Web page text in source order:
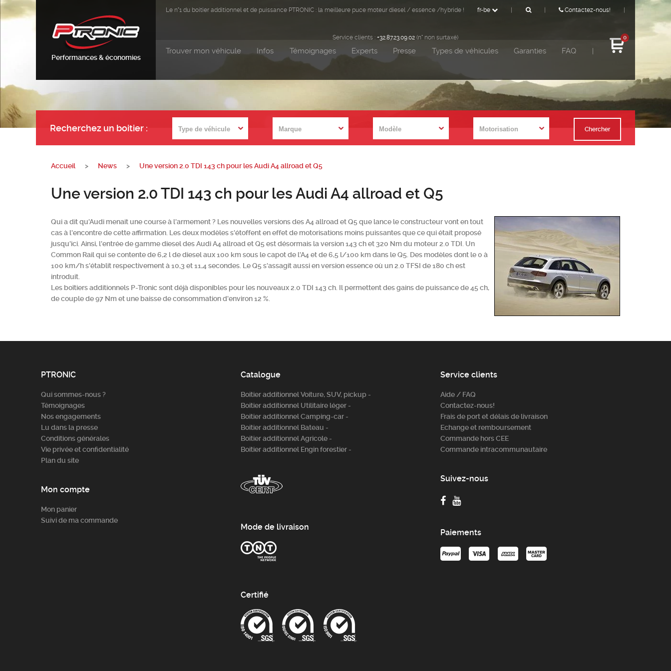
Performances & économies
Trouver mon véhicule Infos Témoignages Experts Presse Types de véhicules Garanties FAQ
0
Le n°1 du boitier additionnel et de puissance PTRONIC : la meilleure puce moteur diesel / essence /hybride ! fr-be Contactez-nous!
Service clients : +32.87.23.09.02 (n° non surtaxé)
Recherchez un boitier : Chercher
Accueil > News > Une version 2.0 TDI 143 ch pour les Audi A4 allroad et Q5
Une version 2.0 TDI 143 ch pour les Audi A4 allroad et Q5
Qui a dit qu'Audi menait une course à l'armement ? Les nouvelles versions des A4 allroad et Q5 que lance le constructeur vont en tout
cas à l'encontre de cette affirmation. Les deux modèles s'étoffent en effet de motorisations moins puissantes que ce qui était proposé
jusqu'ici. Ainsi, l'entrée de gamme diesel des Audi A4 allroad et Q5 est désormais la version 143 ch et 320 Nm du moteur 2.0 TDI. Un
Common Rail qui se contente de 6,2 l de diesel aux 100 km sous le capot de l'A4 et de 6,5 l/100 km dans le Q5. Des modèles dont le 0 à
100 km/h s'établit respectivement à 10,3 et 11,4 secondes. Le Q5 s'assagit aussi en version essence où un 2.0 TFSI de 180 ch est
introduit.
Les boîtiers additionnels P-Tronic sont déjà disponibles pour les nouveaux 2.0 TDI 143 ch. Il permettent des gains de puissance de 45 ch,
de couple de 97 Nm et une baisse de consommation d'environ 12 %.
PTRONIC
Qui sommes-nous ?
Témoignages
Nos engagements
Lu dans la presse
Conditions générales
Vie privée et confidentialité
Plan du site
Mon compte
Mon panier
Suivi de ma commande
Catalogue
Boitier additionnel Voiture, SUV, pickup -
Boitier additionnel Utilitaire léger -
Boitier additionnel Camping-car -
Boitier additionnel Bateau -
Boitier additionnel Agricole -
Boitier additionnel Engin forestier -
Mode de livraison
Certifié
Service clients
Aide / FAQ
Contactez-nous!
Frais de port et délais de livraison
Echange et remboursement
Commande hors CEE
Commande intracommunautaire
Suivez-nous
Paiements